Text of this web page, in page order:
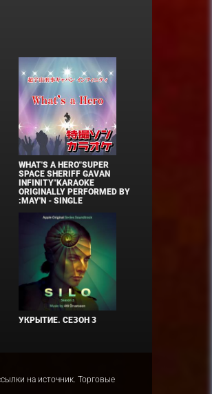
WHAT'S A HERO"SUPER
SPACE SHERIFF GAVAN
INFINITY"KARAOKE
ORIGINALLY PERFORMED BY
:MAY'N - SINGLE
УКРЫТИЕ. СЕЗОН 3
на источник. Торговые